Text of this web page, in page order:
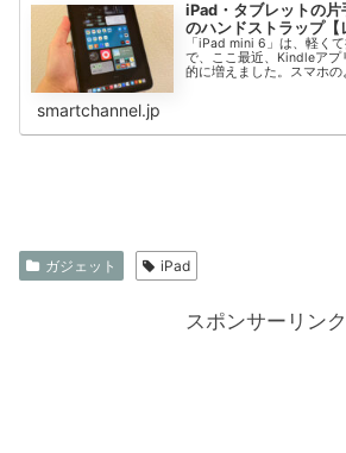
iPad・タブレットの
のハンドストラップ【
「iPad mini 6」は、軽く
で、ここ最近、Kindleアプ
的に増えました。スマホ
smartchannel.jp
ガジェット iPad
スポンサーリンク